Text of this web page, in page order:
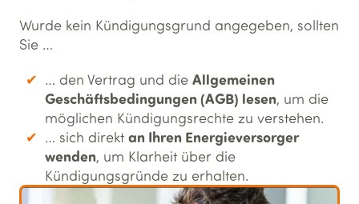
Wurde kein Kündigungsgrund angegeben, sollten
Sie …
… den Vertrag und die Allgemeinen
Geschäftsbedingungen (AGB) lesen, um die
möglichen Kündigungsrechte zu verstehen.
… sich direkt an Ihren Energieversorger
wenden, um Klarheit über die
Kündigungsgründe zu erhalten.